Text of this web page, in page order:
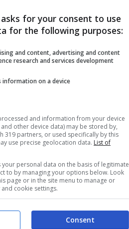
for your consent to use
for the following purposes:
and content, advertising and content
research and services development
information on a device
and information from your device
other device data) may be stored by,
319 partners, or used specifically by this
use precise geolocation data. List of
personal data on the basis of legitimate
to by managing your options below. Look
page or in the site menu to manage or
cookie settings.
Consent